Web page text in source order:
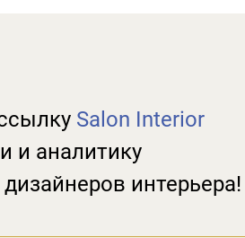
Salon Interior
и аналитику
интерьера!